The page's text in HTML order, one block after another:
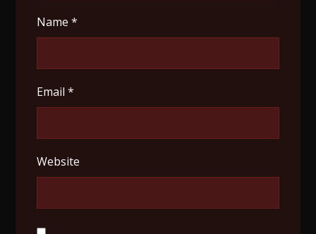
Name*
Email*
Website